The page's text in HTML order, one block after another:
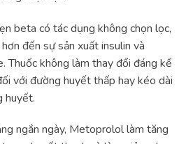
beta có tác dụng không chọn lọc,
đến sự sản xuất insulin và
Thuốc không làm thay đổi đáng kể
với đường huyết thấp hay kéo dài
huyết.
ngắn ngày, Metoprolol làm tăng